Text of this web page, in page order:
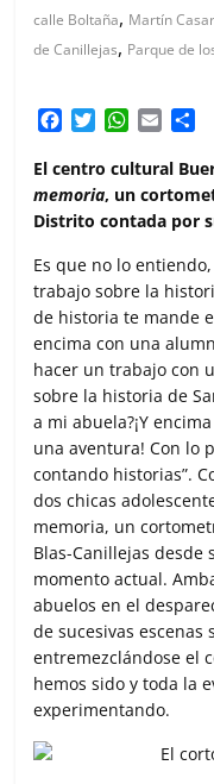
calle Boltaña, Martín
de Canillejas, Parque de
F
c
e
b
o
k
T
i
t
t
r
W
a
t
s
p
p
E
a
i
l
m
p
a
t
i
r
El centro cultural
memoria, un
Distrito contada por
Es que no lo
trabajo sobre la
de historia te mande
encima con una
hacer un trabajo con
sobre la historia de
a mi abuela?¡Y
una aventura! Con lo
contando historias”.
dos chicas
memoria, un
Blas-Canillejas desde
momento actual.
abuelos en el
de sucesivas escenas
entremezclándose el
hemos sido y toda la
experimentando.